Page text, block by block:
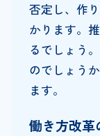
否定し、作
かります。
るでしょう
のでしょう
ます。
働き方改革